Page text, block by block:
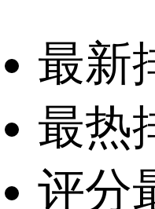
最新
最热
评分